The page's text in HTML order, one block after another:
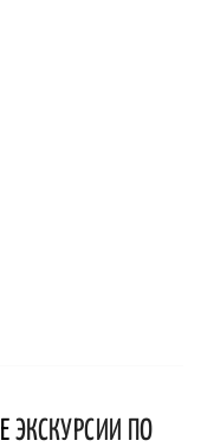
ЭКСКУРСИИ ПО